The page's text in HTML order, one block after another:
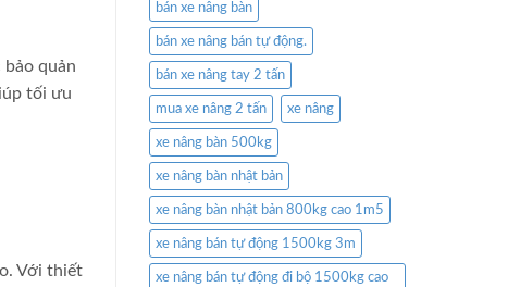
quản
tối ưu
Với thiết
bán xe nâng bàn
bán xe nâng bán tự động.
bán xe nâng tay 2 tấn
mua xe nâng 2 tấn xe nâng
xe nâng bàn 500kg
xe nâng bàn nhật bản
xe nâng bàn nhật bản 800kg cao 1m5
xe nâng bán tự động 1500kg 3m
xe nâng bán tự động đi bộ 1500kg cao